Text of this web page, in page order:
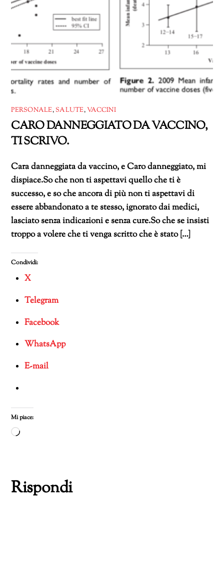
PERSONALE,SALUTE,VACCINI
CARO DANNEGGIATO DA VACCINO,
TI SCRIVO.
Cara danneggiata da vaccino, e Caro danneggiato, mi
dispiace.So che non ti aspettavi quello che ti è
successo, e so che ancora di più non ti aspettavi di
essere abbandonato a te stesso, ignorato dai medici,
lasciato senza indicazioni e senza cure.So che se insisti
troppo a volere che ti venga scritto che è stato […]
Condividi:
X
Telegram
Facebook
WhatsApp
E-mail
Mi piace:
Caricamento
Rispondi